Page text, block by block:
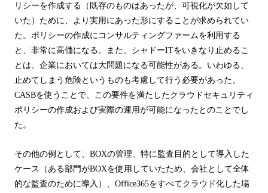
リシーを作成する（既存のものはあったが、可視化が欠如して
いた）ために、より実用にあった形にすることが求められてい
た。ポリシーの作成にコンサルティングファームを利用する
と、非常に高価になる。また、シャドーITをいきなり止めるこ
とは、企業においては大問題になる可能性がある。いわゆる、
止めてしまう危険というものも考慮して行う必要があった。
CASBを使うことで、この要件を満たしたクラウドセキュリティ
ポリシーの作成および実際の運用が可能になったとのことでし
た。
その他の例として、 BOXの管理、特に監査目的として導入した
ケース（ある部門がBOXを使用していたため、会社として全体
的な監査のために導入）、 Office365をすべてクラウド化した場